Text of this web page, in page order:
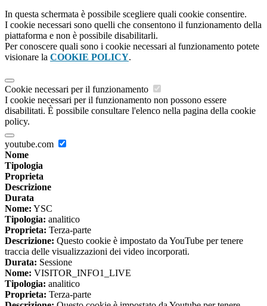
In questa schermata è possibile scegliere quali cookie consentire.
I cookie necessari sono quelli che consentono il funzionamento della
piattaforma e non è possibile disabilitarli.
Per conoscere quali sono i cookie necessari al funzionamento potete
visionare la COOKIE POLICY.
Cookie necessari per il funzionamento
I cookie necessari per il funzionamento non possono essere
disabilitati. È possibile consultare l'elenco nella pagina della cookie
policy.
youtube.com
Nome
Tipologia
Proprieta
Descrizione
Durata
Nome: YSC
Tipologia: analitico
Proprieta: Terza-parte
Descrizione: Questo cookie è impostato da YouTube per tenere
traccia delle visualizzazioni dei video incorporati.
Durata: Sessione
Nome: VISITOR_INFO1_LIVE
Tipologia: analitico
Proprieta: Terza-parte